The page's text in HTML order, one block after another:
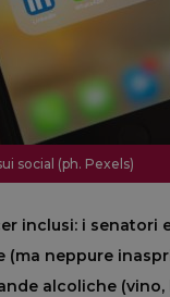
social (ph. Pexels)
inclusi: i senatori
neppure
alcoliche